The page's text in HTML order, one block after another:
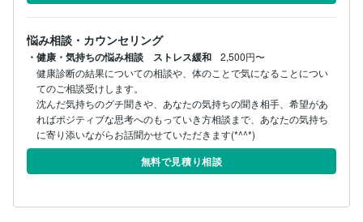
悩み相談・カウンセリング
・健康・気持ちの悩み相談 ストレス緩和
2,500円〜
健康診断の結果についての相談や、体のことで気になることについ
てのご相談受けします。
沈んだ気持ちのグチ聞きや、あなたの気持ちの聞き相手、希望があ
ればポジティブな思考へのもっていき方相談まで、あなたの気持ち
に寄り添いながらお話聞かせていただきます(*^^*)
無料で見積り相談